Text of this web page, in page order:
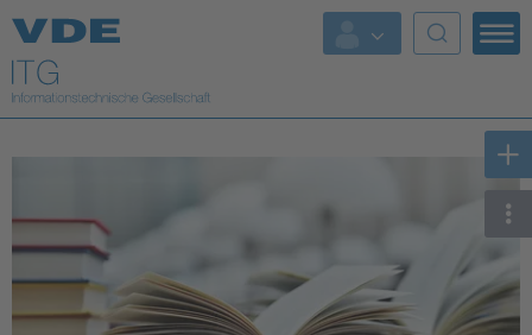
Top Themen
Fokusthemen
AI & Digital Trust
Health